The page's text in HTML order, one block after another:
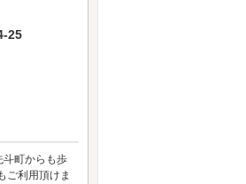
25
斗町からも歩
ご利用頂けま